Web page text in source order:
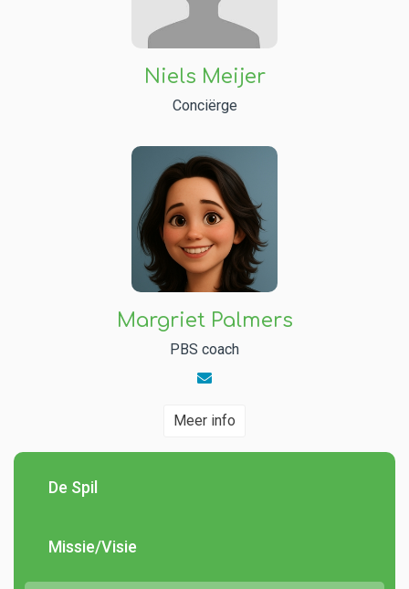
Niels Meijer
Conciërge
Margriet Palmers
PBS coach
Meer info
De Spil
Missie/Visie